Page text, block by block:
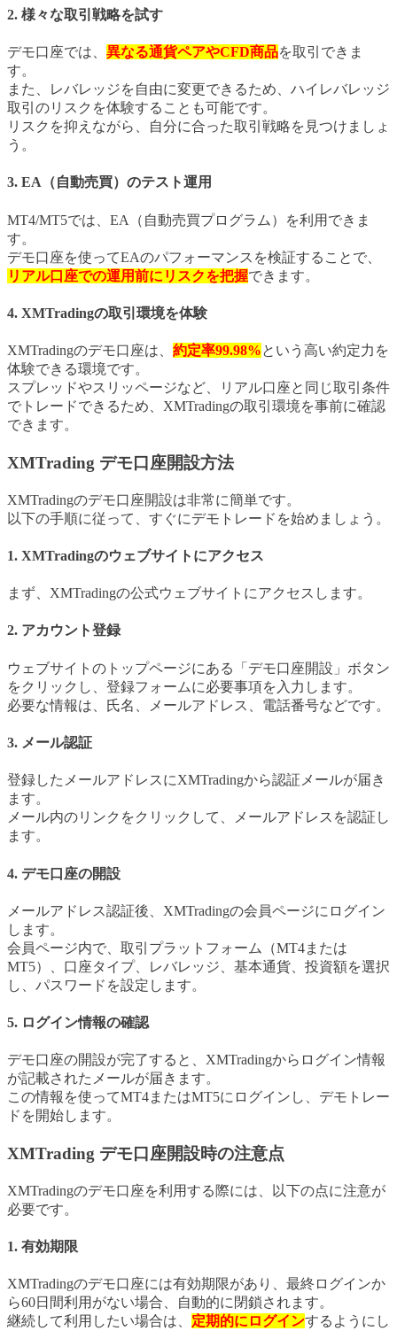
2. 様々な取引戦略を試す
デモ口座では、 異なる通貨ペアやCFD商品を取引できま
す。
また、レバレッジを自由に変更できるため、ハイレバレッジ
取引のリスクを体験することも可能です。
リスクを抑えながら、自分に合った取引戦略を見つけましょ
う。
3. EA（自動売買）のテスト運用
MT4/MT5では、EA（自動売買プログラム）を利用できま
す。
デモ口座を使ってEAのパフォーマンスを検証することで、
リアル口座での運用前にリスクを把握できます。
4. XMTradingの取引環境を体験
XMTradingのデモ口座は、 約定率99.98%という高い約定力を
体験できる環境です。
スプレッドやスリッページなど、リアル口座と同じ取引条件
でトレードできるため、XMTradingの取引環境を事前に確認
できます。
XMTrading デモ口座開設方法
XMTradingのデモ口座開設は非常に簡単です。
以下の手順に従って、すぐにデモトレードを始めましょう。
1. XMTradingのウェブサイトにアクセス
まず、XMTradingの公式ウェブサイトにアクセスします。
2. アカウント登録
ウェブサイトのトップページにある「デモ口座開設」ボタン
をクリックし、登録フォームに必要事項を入力します。
必要な情報は、氏名、メールアドレス、電話番号などです。
3. メール認証
登録したメールアドレスにXMTradingから認証メールが届き
ます。
メール内のリンクをクリックして、メールアドレスを認証し
ます。
4. デモ口座の開設
メールアドレス認証後、XMTradingの会員ページにログイン
します。
会員ページ内で、取引プラットフォーム（MT4または
MT5）、口座タイプ、レバレッジ、基本通貨、投資額を選択
し、パスワードを設定します。
5. ログイン情報の確認
デモ口座の開設が完了すると、XMTradingからログイン情報
が記載されたメールが届きます。
この情報を使ってMT4またはMT5にログインし、デモトレー
ドを開始します。
XMTrading デモ口座開設時の注意点
XMTradingのデモ口座を利用する際には、以下の点に注意が
必要です。
1. 有効期限
XMTradingのデモ口座には有効期限があり、最終ログインか
ら60日間利用がない場合、自動的に閉鎖されます。
継続して利用したい場合は、 定期的にログインするようにし